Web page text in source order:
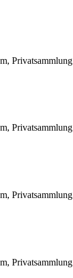
Privatsammlung
Privatsammlung
Privatsammlung
Privatsammlung